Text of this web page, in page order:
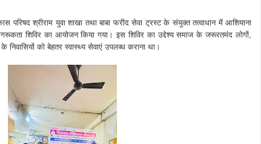
परिषद श्रीराम युवा शाखा तथा बाबा फरीद सेवा ट्रस्ट के संयुक्त तत्वाधान में आशियाना
शिविर का आयोजन किया गया। इस शिविर का उद्देश्य समाज के जरूरतमंद लोगों,
को बेहतर स्वास्थ्य सेवाएं उपलब्ध कराना था।